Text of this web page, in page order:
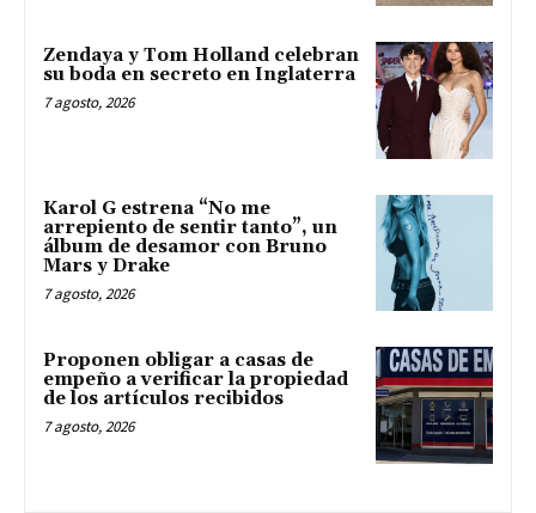
Zendaya y Tom Holland celebran
su boda en secreto en Inglaterra
7 agosto, 2026
Karol G estrena “No me
arrepiento de sentir tanto”, un
álbum de desamor con Bruno
Mars y Drake
7 agosto, 2026
Proponen obligar a casas de
empeño a verificar la propiedad
de los artículos recibidos
7 agosto, 2026